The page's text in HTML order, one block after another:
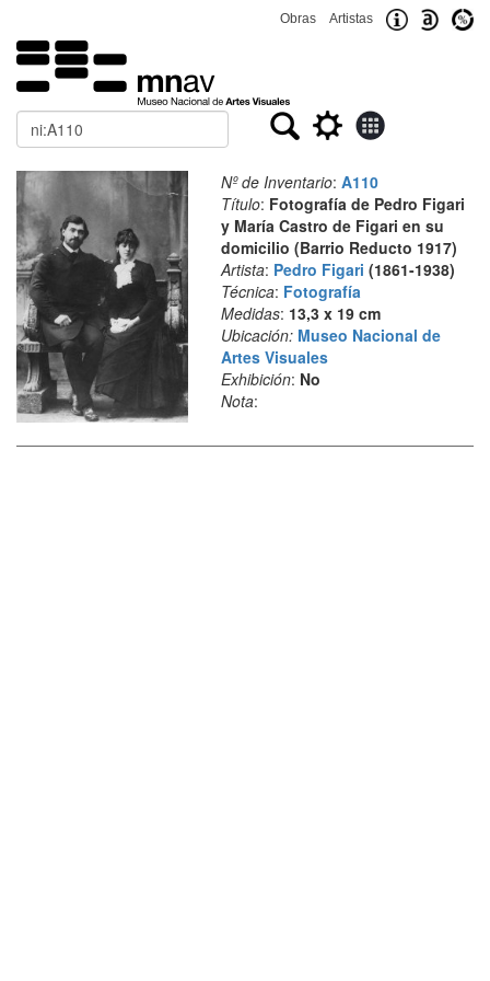
Obras Artistas
Buscar
Nº de Inventario: A110
Título: Fotografía de Pedro Figari
y María Castro de Figari en su
domicilio (Barrio Reducto 1917)
Artista: Pedro Figari (1861-1938)
Técnica: Fotografía
Medidas: 13,3 x 19 cm
Ubicación: Museo Nacional de
Artes Visuales
Exhibición: No
Nota: